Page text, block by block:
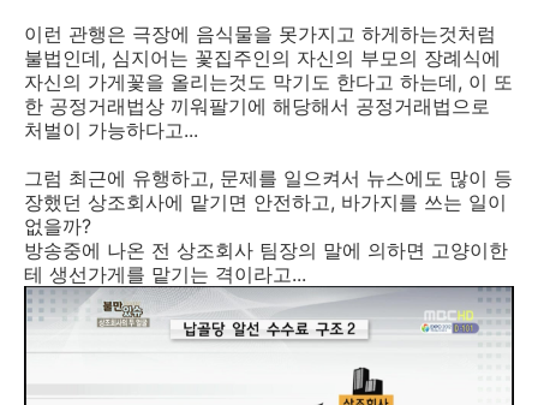
이런 관행은 극장에 음식물을 못가지고 하게하는것처럼
불법인데, 심지어는 꽃집주인의 자신의 부모의 장례식에
자신의 가게꽃을 올리는것도 막기도 한다고 하는데, 이 또
한 공정거래법상 끼워팔기에 해당해서 공정거래법으로
처벌이 가능하다고...
그럼 최근에 유행하고, 문제를 일으켜서 뉴스에도 많이 등
장했던 상조회사에 맡기면 안전하고, 바가지를 쓰는 일이
없을까?
방송중에 나온 전 상조회사 팀장의 말에 의하면 고양이한
테 생선가게를 맡기는 격이라고...